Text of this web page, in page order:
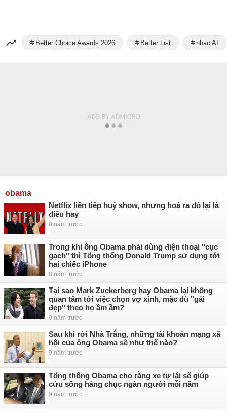
Better Choice Awards 2026 Better List nhạc AI
obama
Netflix liên tiếp huỷ show, nhưng hoá ra đó lại là
điều hay
8 năm trước
Trong khi ông Obama phải dùng điện thoại "cục
gạch" thì Tổng thống Donald Trump sử dụng tới
hai chiếc iPhone
8 năm trước
Tại sao Mark Zuckerberg hay Obama lại không
quan tâm tới việc chọn vợ xinh, mặc dù "gái
đẹp" theo họ ầm ầm?
9 năm trước
Sau khi rời Nhà Trắng, những tài khoản mạng xã
hội của ông Obama sẽ như thế nào?
9 năm trước
Tổng thống Obama cho rằng xe tự lái sẽ giúp
cứu sống hàng chục ngàn người mỗi năm
9 năm trước